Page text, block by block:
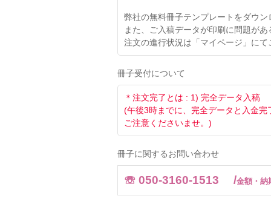
弊社の無料冊子テンプレートをダウ
また、ご入稿データが印刷に問題が
注文の進行状況は「マイページ」に
冊子受付について
＊注文完了とは : 1) 完全データ入稿
(午後3時までに、完全データと入金
ご注意くださいませ。)
冊子に関するお問い合わせ
☏ 050-3160-1513 /金額・納